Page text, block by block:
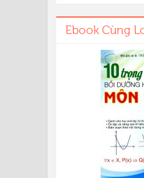
Ebook Cùng